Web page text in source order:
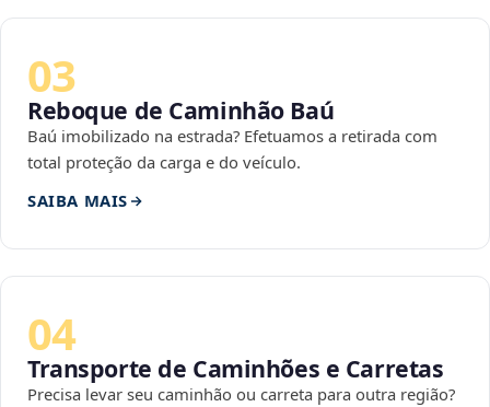
03
Reboque de Caminhão Baú
Baú imobilizado na estrada? Efetuamos a retirada com
total proteção da carga e do veículo.
SAIBA MAIS
04
Transporte de Caminhões e Carretas
Precisa levar seu caminhão ou carreta para outra região?